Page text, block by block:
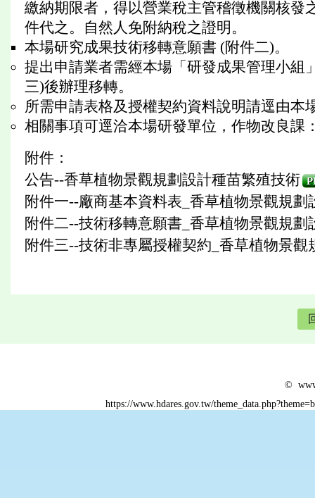
繳納期限者，得以營業稅主管稽徵機關核發
件代之。自然人免附納稅之證明。
本場研究成果技術移轉意願書 (附件二)。
提出申請業者需經本場「研發成果管理小組
三)後辦理移轉。
所需申請表格及授權契約資料說明請逕由本
相關事項可逕洽本場研發單位，作物改良課
附件：
公告--香草植物景觀規劃設計種苗繁殖技術
附件一--廠商基本資料表_香草植物景觀規劃
附件二--技術移轉意願書_香草植物景觀規劃
附件三--技術非專屬授權契約_香草植物景觀
©
https://www.hdares.gov.tw/